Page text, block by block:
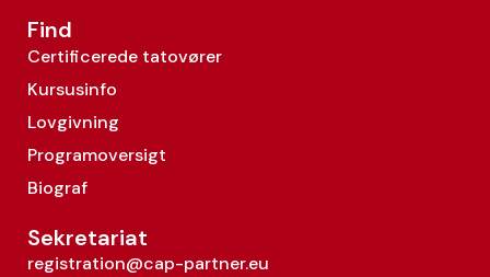
Find
Certificerede tatovører
Kursusinfo
Lovgivning
Programoversigt
Biograf
Sekretariat
registration@cap-partner.eu